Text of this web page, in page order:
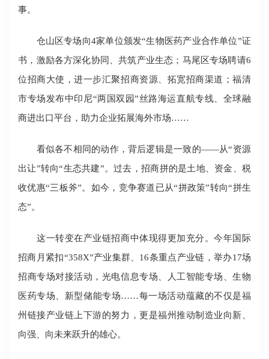
事。
仓山区专场向4家单位颁发“生物医药产业合作单位”证
书，激励各方深化协同、共筑产业生态；马尾区专场聘请6
位招商大使，进一步汇聚招商资源、拓宽招商渠道；福清
市专场发布中印尼“两国双园”丝路海运直航专线、全球融
商进出口平台，助力企业拓展海外市场……
看似各不相同的动作，背后逻辑是一致的——从“资源
出让”转向“生态共建”。过去，招商拼的是土地、资金、税
收优惠“三板斧”。如今，竞争赛道已从“拼政策”转向“拼生
态”。
这一转变在产业链招商中体现得更加充分。今年国际
招商月紧扣“358X”产业集群、16条重点产业链，举办17场
招商专场对接活动，光电信息专场、人工智能专场、生物
医药专场、新型储能专场……每一场活动蕴藏的不仅是福
州链接产业链上下游的努力，更是福州推动制造业向新、
向强、向未来跃升的雄心。